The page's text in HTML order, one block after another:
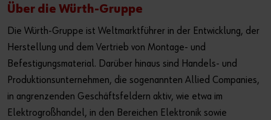
Über die Würth-Gruppe
Die Würth-Gruppe ist Weltmarktführer in der Entwicklung, der
Herstellung und dem Vertrieb von Montage- und
Befestigungsmaterial. Darüber hinaus sind Handels- und
Produktionsunternehmen, die sogenannten Allied Companies,
in angrenzenden Geschäftsfeldern aktiv, wie etwa im
Elektrogroßhandel, in den Bereichen Elektronik sowie